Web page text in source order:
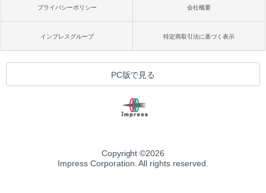
プライバシーポリシー 会社概要
インプレスグループ 特定商取引法に基づく表示
PC版で見る
Copyright ©2026
Impress Corporation. All rights reserved.